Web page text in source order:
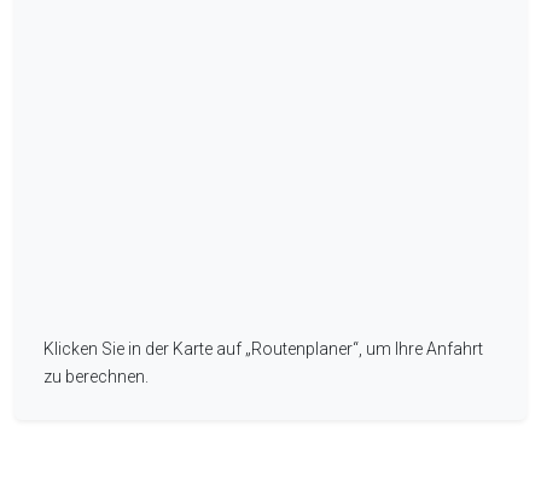
my location
Klicken Sie in der Karte auf „Routenplaner“, um Ihre Anfahrt
zu berechnen.